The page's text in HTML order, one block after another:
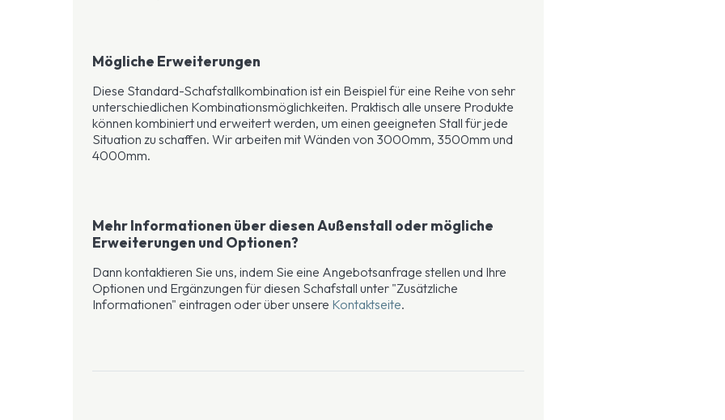
Mögliche Erweiterungen
Diese Standard-Schafstallkombination ist ein Beispiel für eine Reihe von sehr
unterschiedlichen Kombinationsmöglichkeiten. Praktisch alle unsere Produkte
können kombiniert und erweitert werden, um einen geeigneten Stall für jede
Situation zu schaffen. Wir arbeiten mit Wänden von 3000mm, 3500mm und
4000mm.
Mehr Informationen über diesen Außenstall oder mögliche
Erweiterungen und Optionen?
Dann kontaktieren Sie uns, indem Sie eine Angebotsanfrage stellen und Ihre
Optionen und Ergänzungen für diesen Schafstall unter "Zusätzliche
Informationen" eintragen oder über unsere Kontaktseite.